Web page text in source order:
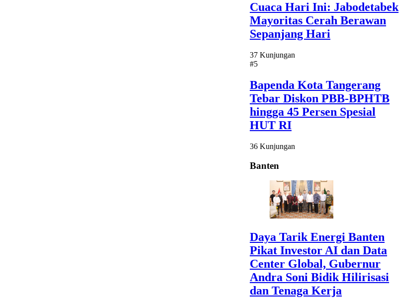
Cuaca Hari Ini: Jabodetabek
Mayoritas Cerah Berawan
Sepanjang Hari
37 Kunjungan
#5
Bapenda Kota Tangerang
Tebar Diskon PBB-BPHTB
hingga 45 Persen Spesial
HUT RI
36 Kunjungan
Banten
Daya Tarik Energi Banten
Pikat Investor AI dan Data
Center Global, Gubernur
Andra Soni Bidik Hilirisasi
dan Tenaga Kerja